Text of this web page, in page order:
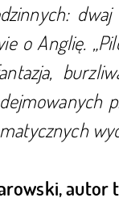
o Anglię.
autor